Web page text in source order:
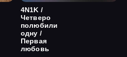
4N1K /
Четверо
полюбили
одну /
Первая
любовь